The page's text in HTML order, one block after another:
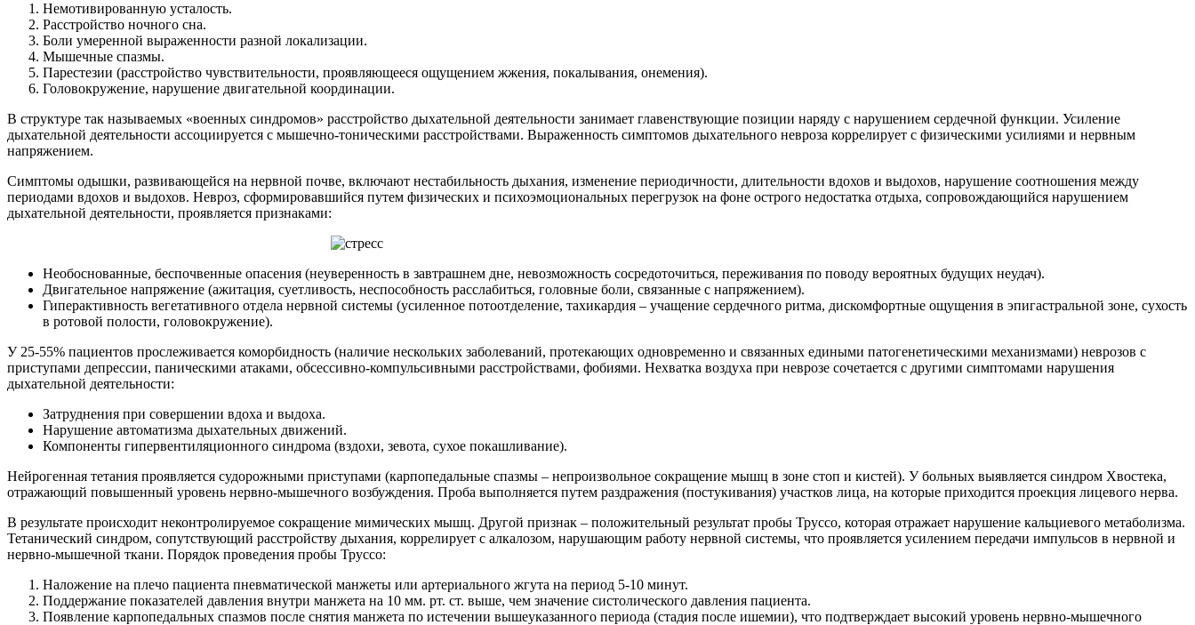
Немотивированную усталость.
Расстройство ночного сна.
Боли умеренной выраженности разной локализации.
Мышечные спазмы.
Парестезии (расстройство чувствительности, проявляющееся ощущением жжения, покалывания, онемения).
Головокружение, нарушение двигательной координации.
В структуре так называемых «военных синдромов» расстройство дыхательной деятельности занимает главенствующие позиции наряду с нарушением сердечной функции. Усиление
дыхательной деятельности ассоциируется с мышечно-тоническими расстройствами. Выраженность симптомов дыхательного невроза коррелирует с физическими усилиями и нервным
напряжением.
Симптомы одышки, развивающейся на нервной почве, включают нестабильность дыхания, изменение периодичности, длительности вдохов и выдохов, нарушение соотношения между
периодами вдохов и выдохов. Невроз, сформировавшийся путем физических и психоэмоциональных перегрузок на фоне острого недостатка отдыха, сопровождающийся нарушением
дыхательной деятельности, проявляется признаками:
Необоснованные, беспочвенные опасения (неуверенность в завтрашнем дне, невозможность сосредоточиться, переживания по поводу вероятных будущих неудач).
Двигательное напряжение (ажитация, суетливость, неспособность расслабиться, головные боли, связанные с напряжением).
Гиперактивность вегетативного отдела нервной системы (усиленное потоотделение, тахикардия – учащение сердечного ритма, дискомфортные ощущения в эпигастральной зоне, сухость
в ротовой полости, головокружение).
У 25-55% пациентов прослеживается коморбидность (наличие нескольких заболеваний, протекающих одновременно и связанных едиными патогенетическими механизмами) неврозов с
приступами депрессии, паническими атаками, обсессивно-компульсивными расстройствами, фобиями. Нехватка воздуха при неврозе сочетается с другими симптомами нарушения
дыхательной деятельности:
Затруднения при совершении вдоха и выдоха.
Нарушение автоматизма дыхательных движений.
Компоненты гипервентиляционного синдрома (вздохи, зевота, сухое покашливание).
Нейрогенная тетания проявляется судорожными приступами (карпопедальные спазмы – непроизвольное сокращение мышц в зоне стоп и кистей). У больных выявляется синдром Хвостека,
отражающий повышенный уровень нервно-мышечного возбуждения. Проба выполняется путем раздражения (постукивания) участков лица, на которые приходится проекция лицевого нерва.
В результате происходит неконтролируемое сокращение мимических мышц. Другой признак – положительный результат пробы Труссо, которая отражает нарушение кальциевого метаболизма.
Тетанический синдром, сопутствующий расстройству дыхания, коррелирует с алкалозом, нарушающим работу нервной системы, что проявляется усилением передачи импульсов в нервной и
нервно-мышечной ткани. Порядок проведения пробы Труссо:
Наложение на плечо пациента пневматической манжеты или артериального жгута на период 5-10 минут.
Поддержание показателей давления внутри манжета на 10 мм. рт. ст. выше, чем значение систолического давления пациента.
Появление карпопедальных спазмов после снятия манжета по истечении вышеуказанного периода (стадия после ишемии), что подтверждает высокий уровень нервно-мышечного